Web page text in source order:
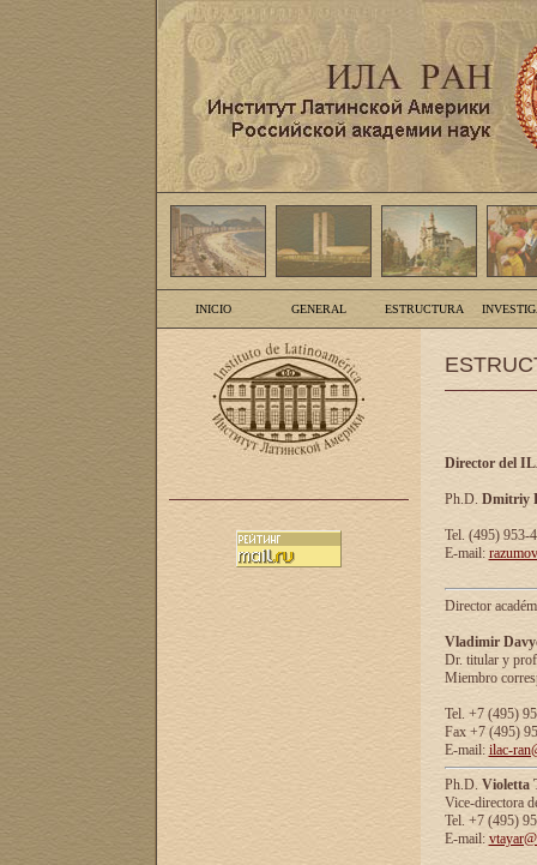
INICIO GENERAL ESTRUCTURA
Director del
Ph.D. Dmitriy
Tel. (495) 953-
E-mail:
Director
Vladimir
Dr. titular y
Miembro
Tel. +7 (495)
Fax +7 (495)
E-mail: ilac-
Ph.D. Violetta
Vice-directora
Tel. +7 (495)
E-mail: